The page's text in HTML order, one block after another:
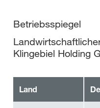
Betriebsspiegel
Klingebiel Holding
Land